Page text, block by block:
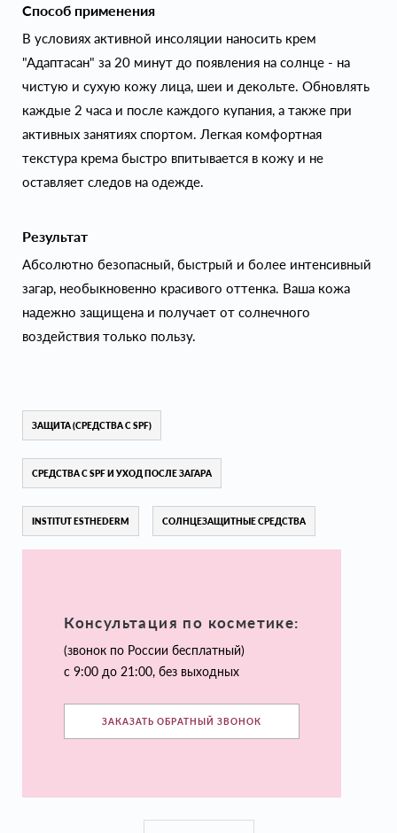
Способ применения
В условиях активной инсоляции наносить крем
"Адаптасан" за 20 минут до появления на солнце - на
чистую и сухую кожу лица, шеи и декольте. Обновлять
каждые 2 часа и после каждого купания, а также при
активных занятиях спортом. Легкая комфортная
текстура крема быстро впитывается в кожу и не
оставляет следов на одежде.
Результат
Абсолютно безопасный, быстрый и более интенсивный
загар, необыкновенно красивого оттенка. Ваша кожа
надежно защищена и получает от солнечного
воздействия только пользу.
ЗАЩИТА (СРЕДСТВА С SPF)
СРЕДСТВА С SPF И УХОД ПОСЛЕ ЗАГАРА
INSTITUT ESTHEDERM СОЛНЦЕЗАЩИТНЫЕ СРЕДСТВА
Консультация по косметике:
(звонок по России бесплатный)
с 9:00 до 21:00, без выходных
ЗАКАЗАТЬ ОБРАТНЫЙ ЗВОНОК